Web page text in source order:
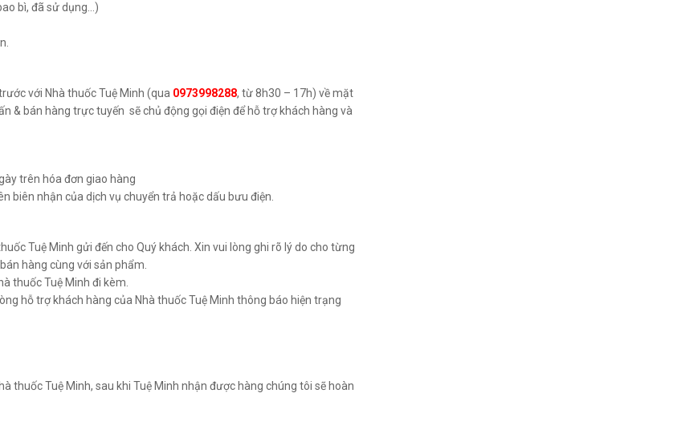
bì, đã sử dụng…)
với Nhà thuốc Tuệ Minh (qua 0973998288, từ 8h30 – 17h) về mặt
& bán hàng trực tuyến sẽ chủ động gọi điện để hỗ trợ khách hàng và
trên hóa đơn giao hàng
biên nhận của dịch vụ chuyển trả hoặc dấu bưu điện.
Tuệ Minh gửi đến cho Quý khách. Xin vui lòng ghi rõ lý do cho từng
hàng cùng với sản phẩm.
thuốc Tuệ Minh đi kèm.
hỗ trợ khách hàng của Nhà thuốc Tuệ Minh thông báo hiện trạng
thuốc Tuệ Minh, sau khi Tuệ Minh nhận được hàng chúng tôi sẽ hoàn